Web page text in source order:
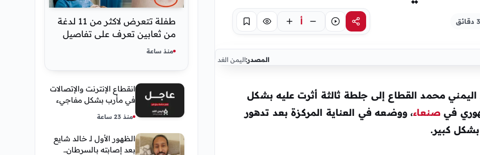
3 دقائق مشاركةاستماع أ تركيز حفظ
المصدر:اليمن الغد
محمد القطاع إلى جلطة ثالثة أثرت عليه بشكل
في صنعاء، ووضعه في العناية المركزة بعد تدهور
كبير.
طفلة تتعرض لاكثر من 11 لدغة
من ثعابين تعرف على تفاصيل
قصة أنسام العريقي
منذ ساعة
انقطاع الإنترنت والإتصالات
في مأرب بشكل مفاجيء
منذ 23 ساعة
الظهور الأول لـ خالد شايع
بعد إصابته بالسرطان..